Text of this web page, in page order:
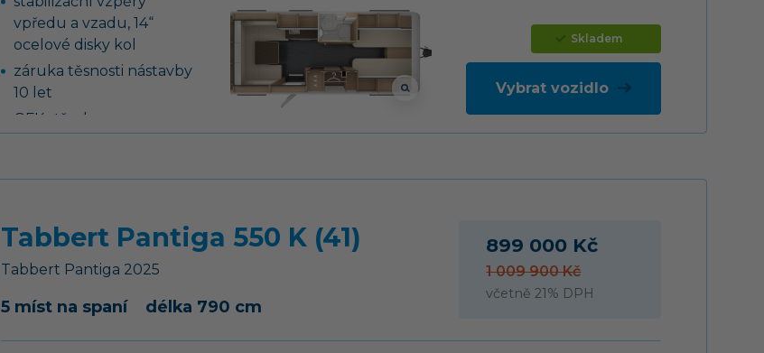
vpředu a vzadu, 14“
ocelové disky kol
záruka těsnosti nástavby
10 let
GFK střecha se
vozidlo
náprava uložená na
vlečných ramenech vč.
Skladem
Vybrat vozidlo
Tabbert Pantiga 550 K (41)
Tabbert Pantiga 2025
5 míst na spaní délka 790 cm
899 000 Kč
1 009 900 Kč
včetně 21% DPH